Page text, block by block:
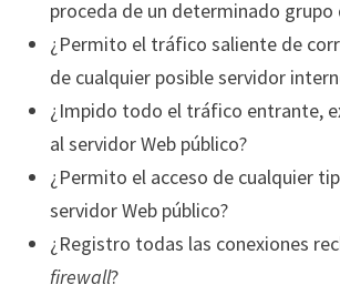
proceda de un determinado grupo
¿Permito el tráfico saliente de
de cualquier posible servidor
¿Impido todo el tráfico entrante,
al servidor Web público?
¿Permito el acceso de cualquier
servidor Web público?
¿Registro todas las conexiones
firewall?